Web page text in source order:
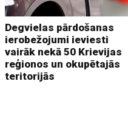
Degvielas pārdošanas
ierobežojumi ieviesti
vairāk nekā 50 Krievijas
reģionos un okupētajās
teritorijās